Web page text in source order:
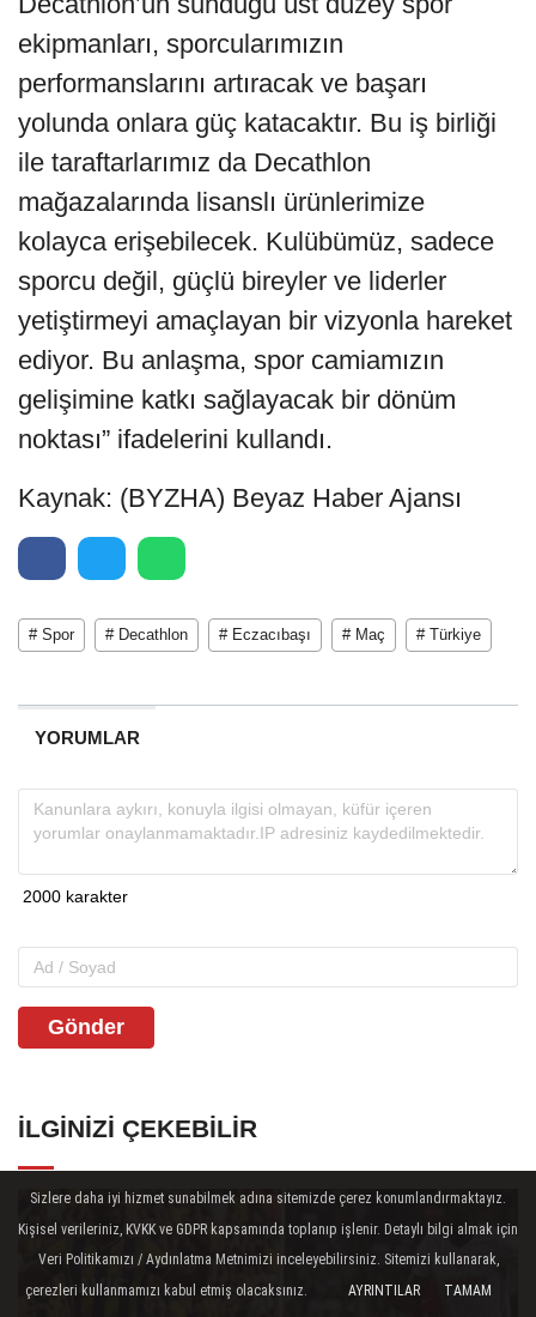
ekipmanları, sporcularımızın
performanslarını artıracak ve başarı
yolunda onlara güç katacaktır. Bu iş birliği
ile taraftarlarımız da Decathlon
mağazalarında lisanslı ürünlerimize
kolayca erişebilecek. Kulübümüz, sadece
sporcu değil, güçlü bireyler ve liderler
yetiştirmeyi amaçlayan bir vizyonla hareket
ediyor. Bu anlaşma, spor camiamızın
gelişimine katkı sağlayacak bir dönüm
noktası” ifadelerini kullandı.
Kaynak: (BYZHA) Beyaz Haber Ajansı
# Spor # Decathlon # Eczacıbaşı # Maç # Türkiye
YORUMLAR
Gönder
İLGINIZI ÇEKEBILIR
Sizlere daha iyi hizmet sunabilmek adına sitemizde çerez konumlandırmaktayız.
Kişisel verileriniz, KVKK ve GDPR kapsamında toplanıp işlenir. Detaylı bilgi almak için
Veri Politikamızı / Aydınlatma Metnimizi inceleyebilirsiniz. Sitemizi kullanarak,
çerezleri kullanmamızı kabul etmiş olacaksınız.
AYRINTILAR TAMAM